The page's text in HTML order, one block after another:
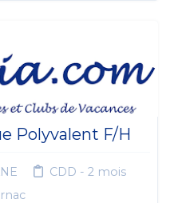
Polyvalent F/H
CDD - 2 mois